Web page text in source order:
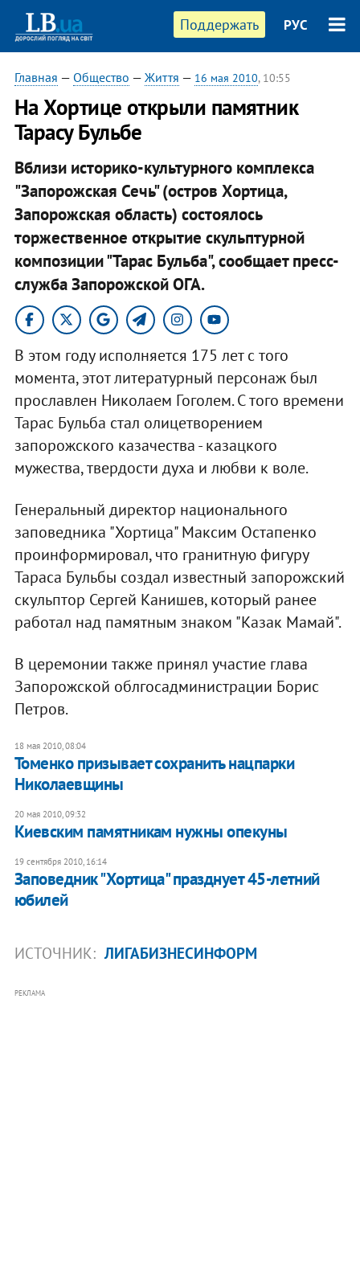
Поддержать РУС
Главная — Общество — Життя — 16 мая 2010, 10:55
На Хортице открыли памятник
Тарасу Бульбе
Вблизи историко-культурного комплекса
"Запорожская Сечь" (остров Хортица,
Запорожская область) состоялось
торжественное открытие скульптурной
композиции "Тарас Бульба", сообщает пресс-
служба Запорожской ОГА.
В этом году исполняется 175 лет с того
момента, этот литературный персонаж был
прославлен Николаем Гоголем. С того времени
Тарас Бульба стал олицетворением
запорожского казачества - казацкого
мужества, твердости духа и любви к воле.
Генеральный директор национального
заповедника "Хортица" Максим Остапенко
проинформировал, что гранитную фигуру
Тараса Бульбы создал известный запорожский
скульптор Сергей Канишев, который ранее
работал над памятным знаком "Казак Мамай".
В церемонии также принял участие глава
Запорожской облгосадминистрации Борис
Петров.
18 мая 2010, 08:04
Томенко призывает сохранить нацпарки
Николаевщины
20 мая 2010, 09:32
Киевским памятникам нужны опекуны
19 сентября 2010, 16:14
Заповедник "Хортица" празднует 45-летний
юбилей
ИСТОЧНИК: ЛИГАБИЗНЕСИНФОРМ
РЕКЛАМА